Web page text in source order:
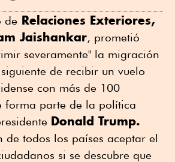
de Relaciones Exteriores,
Jaishankar, prometió
severamente" la migración
de recibir un vuelo
con más de 100
forma parte de la política
Donald Trump.
de todos los países aceptar el
si se descubre que